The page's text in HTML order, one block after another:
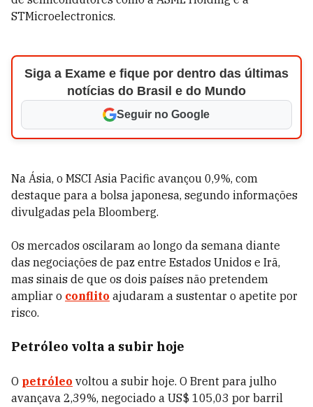
STMicroelectronics.
Siga a Exame e fique por dentro das últimas
notícias do Brasil e do Mundo
Seguir no Google
Na Ásia, o MSCI Asia Pacific avançou 0,9%, com
destaque para a bolsa japonesa, segundo informações
divulgadas pela Bloomberg.
Os mercados oscilaram ao longo da semana diante
das negociações de paz entre Estados Unidos e Irã,
mas sinais de que os dois países não pretendem
ampliar o conflito ajudaram a sustentar o apetite por
risco.
Petróleo volta a subir hoje
O petróleo voltou a subir hoje. O Brent para julho
avançava 2,39%, negociado a US$ 105,03 por barril